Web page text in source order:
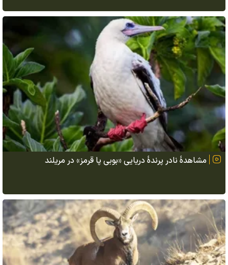
مشاهدهٔ نادر پرندهٔ دریایی «بوبی پا قرمز» در مریلند